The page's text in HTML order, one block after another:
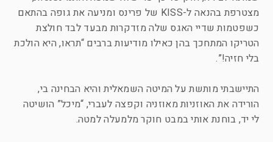
מצטרפת בהנאה ל-KISS של פרינס ומניעה את גופה בהתאם
כשפטמות שדיי האגס שלה מזדקרות מבעד לבד חולצת
הטריקו המתחכך בהן כאילו מודיעות ברבים “תראו, היא הולכת
בלי חזיה!”.
התיישבתי מותשת על המיטה השמאלית והיא הבחינה בי,
הורידה את האוזניות מאוזניה וקפצה לעברי, “מיכל” הושיטה
לי יד, בוחנת אותי במבט חוקר מלמעלה למטה.